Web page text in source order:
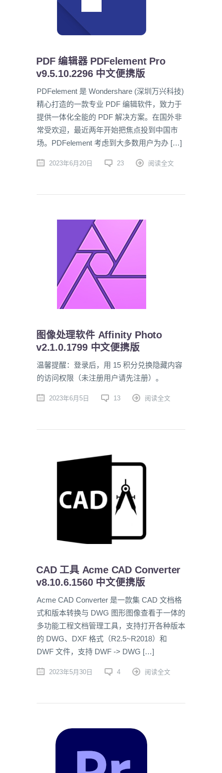
PDF 编辑器 PDFelement Pro
v9.5.10.2296 中文便携版
PDFelement 是 Wondershare (深圳万兴科技)
精心打造的一款专业 PDF 编辑软件，致力于
提供一体化全能的 PDF 解决方案。在国外非
常受欢迎，最近两年开始把焦点投到中国市
场。PDFelement 考虑到大多数用户为办 […]
2023年6月20日 23 阅读全文
图像处理软件 Affinity Photo
v2.1.0.1799 中文便携版
温馨提醒：登录后，用 15 积分兑换隐藏内容
的访问权限（未注册用户请先注册）。
2023年6月5日 13 阅读全文
CAD 工具 Acme CAD Converter
v8.10.6.1560 中文便携版
Acme CAD Converter 是一款集 CAD 文档格
式和版本转换与 DWG 图形图像查看于一体的
多功能工程文档管理工具，支持打开各种版本
的 DWG、DXF 格式（R2.5~R2018）和
DWF 文件，支持 DWF -> DWG […]
2023年5月30日 4 阅读全文